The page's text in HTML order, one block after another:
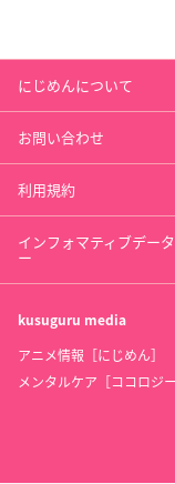
にじめんについて
お問い合わせ
利用規約
インフォマティブデー
ー
kusuguru media
アニメ情報［にじめん］
メンタルケア［ココロジー